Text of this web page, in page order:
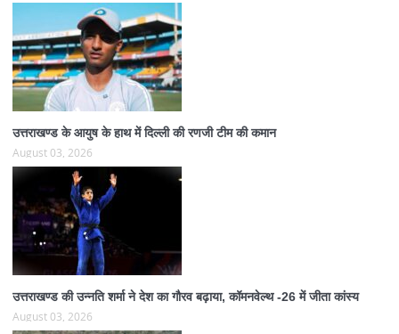
उत्तराखण्ड के आयुष के हाथ में दिल्ली की रणजी टीम की कमान
August 03, 2026
उत्तराखण्ड की उन्नति शर्मा ने देश का गौरव बढ़ाया, कॉमनवेल्थ -26 में जीता कांस्य
August 03, 2026